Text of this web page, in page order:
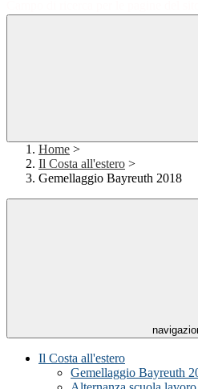
Home >
Il Costa all'estero >
Gemellaggio Bayreuth 2018
Il Costa all'estero
Gemellaggio Bayreuth